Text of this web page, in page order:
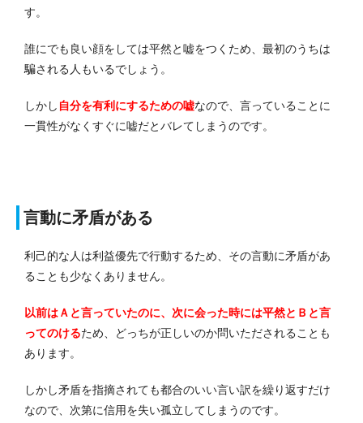
す。
誰にでも良い顔をしては平然と嘘をつくため、最初のうちは
騙される人もいるでしょう。
しかし 自分を有利にするための嘘なので、言っていることに
一貫性がなくすぐに嘘だとバレてしまうのです。
言動に矛盾がある
利己的な人は利益優先で行動するため、その言動に矛盾があ
ることも少なくありません。
以前はＡと言っていたのに、次に会った時には平然とＢと言
ってのけるため、どっちが正しいのか問いただされることも
あります。
しかし矛盾を指摘されても都合のいい言い訳を繰り返すだけ
なので、次第に信用を失い孤立してしまうのです。